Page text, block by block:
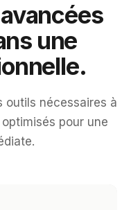
une
outils nécessaires à
pour une